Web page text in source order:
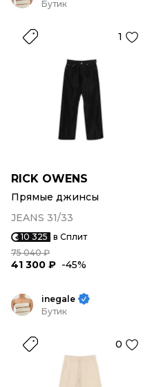
Бутик
1
RICK OWENS
Прямые джинсы
JEANS 31/33
10 325 в Сплит
75 040 ₽
41 300 ₽ -45%
inegale
Бутик
0